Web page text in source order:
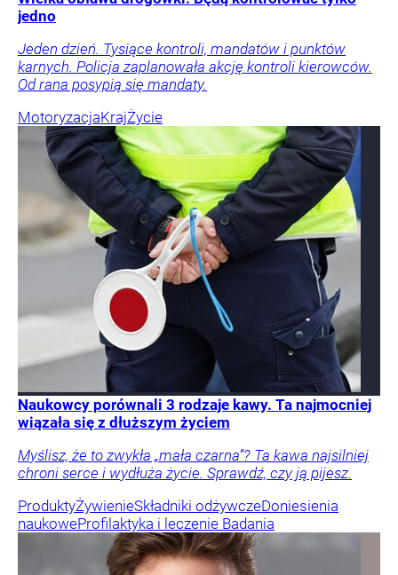
jedno
Jeden dzień. Tysiące kontroli, mandatów i punktów
karnych. Policja zaplanowała akcję kontroli kierowców.
Od rana posypią się mandaty.
MotoryzacjaKrajŻycie
Naukowcy porównali 3 rodzaje kawy. Ta najmocniej
wiązała się z dłuższym życiem
Myślisz, że to zwykła „mała czarna”? Ta kawa najsilniej
chroni serce i wydłuża życie. Sprawdź, czy ją pijesz.
ProduktyŻywienieSkładniki odżywczeDoniesienia
naukoweProfilaktyka i leczenie Badania